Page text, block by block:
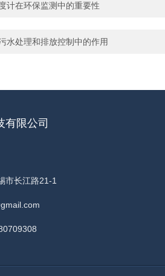
计在环保监测中的重要性
水处理和排放控制中的作用
有限公司
市长江路21-1